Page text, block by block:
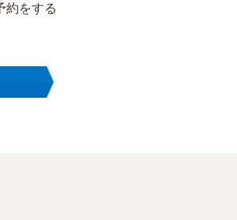
約をする